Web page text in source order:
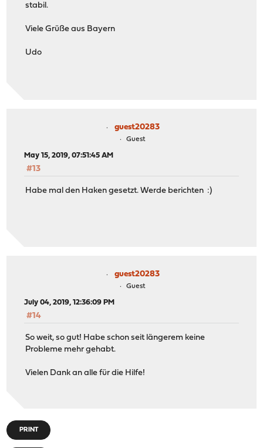
stabil.
Viele Grüße aus Bayern
Udo
guest20283
Guest
May 15, 2019, 07:51:45 AM
#13
Habe mal den Haken gesetzt. Werde berichten :)
guest20283
Guest
July 04, 2019, 12:36:09 PM
#14
So weit, so gut! Habe schon seit längerem keine
Probleme mehr gehabt.
Vielen Dank an alle für die Hilfe!
PRINT